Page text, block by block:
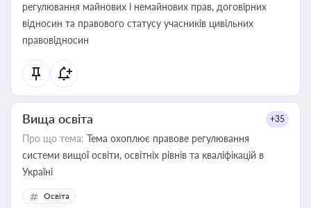
регулювання майнових і немайнових прав, договірних
відносин та правового статусу учасників цивільних
правовідносин
Вища освіта +35
Про що тема: Тема охоплює правове регулювання
системи вищої освіти, освітніх рівнів та кваліфікацій в
Україні
Освіта